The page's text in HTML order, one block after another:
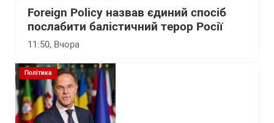
Foreign Policy назвав єдиний спосіб
послабити балістичний терор Росії
11:50, Вчора
Політика